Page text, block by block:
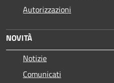
Autorizzazioni
NOVITÀ
Notizie
Comunicati